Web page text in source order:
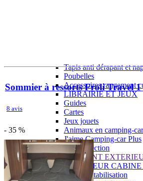
Tapis anti dérapant et
Poubelles
Accessoires rangement
LIBRAIRIE ET JEUX
Guides
Cartes
Jeux jouets
Animaux en camping-car
J'aime Camping-car Plus
VW collection
EQUIPEMENT
EXTERIEUR
Cales et stabilisation
Sommier à ressorts Froli Travel
8 avis
- 35 %